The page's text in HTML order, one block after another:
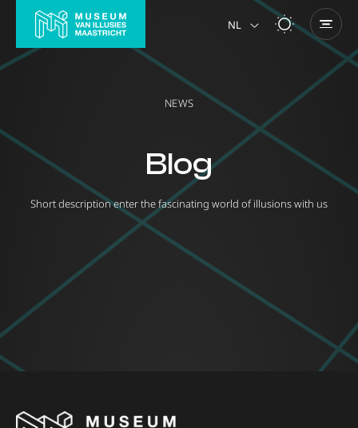
NL
NEWS
Blog
Short description enter the fascinating world of illusions with us